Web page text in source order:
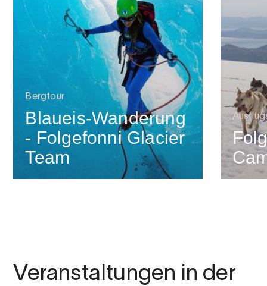
Bergtour
Blaueis-Wanderung
- Folgefonni Glacier
Team
Veranstaltungen in der